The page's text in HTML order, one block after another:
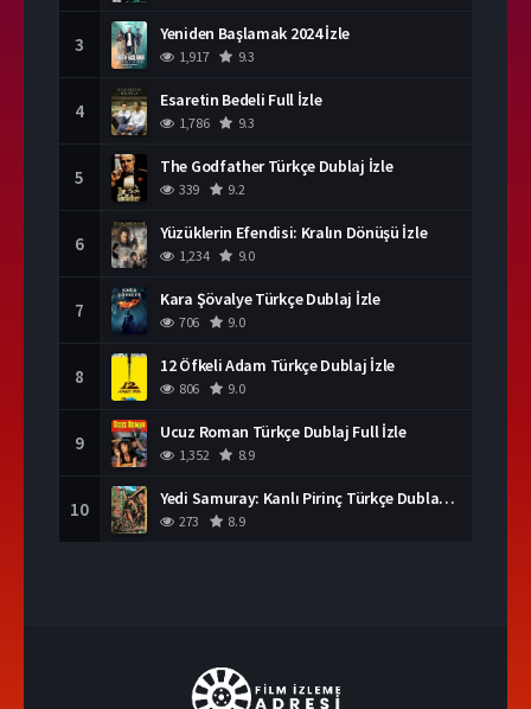
3 Yeniden Başlamak 2024 İzle
1,917 9.3
4 Esaretin Bedeli Full İzle
1,786 9.3
5 The Godfather Türkçe Dublaj İzle
339 9.2
6 Yüzüklerin Efendisi: Kralın Dönüşü İzle
1,234 9.0
7 Kara Şövalye Türkçe Dublaj İzle
706 9.0
8 12 Öfkeli Adam Türkçe Dublaj İzle
806 9.0
9 Ucuz Roman Türkçe Dublaj Full İzle
1,352 8.9
10 Yedi Samuray: Kanlı Pirinç Türkçe Dublaj İzle
273 8.9